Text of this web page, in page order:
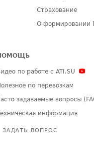
Страхование
О формировании
по работе с ATI.SU
по перевозкам
задаваемые вопросы
информация
ЗАДАТЬ ВОПРОС